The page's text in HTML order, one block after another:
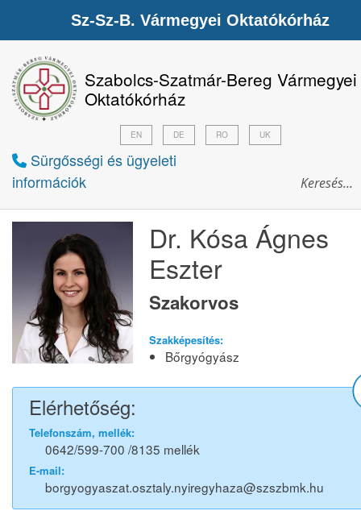
Szabolcs-Szatmár-Bereg Vármegyei
Oktatókórház
Sürgősségi és ügyeleti
információk
EN DE RO UK
Dr. Kósa Ágnes
Eszter
Szakorvos
Szakképesítés:
Bőrgyógyász
Elérhetőség:
Telefonszám, mellék:
0642/599-700 /8135 mellék
E-mail:
borgyogyaszat.osztaly.nyiregyhaza@szszbmk.hu
Sz-Sz-B. Vármegyei Oktatókórház